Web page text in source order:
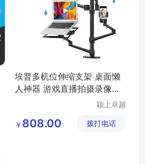
埃普多机位伸缩支架 桌面懒
人神器 游戏直播拍摄录像云
颍上卓越
有限公司
￥ 808.00 拨打电话